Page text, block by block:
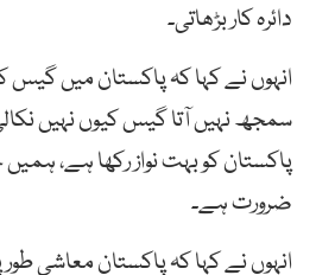
دائرہ کار بڑھاتی۔
انہوں نے کہا کہ پاکستان میں گیس
سمجھ نہیں آتا گیس کیوں نہیں
پاکستان کو بہت نواز رکھا ہے،
ضرورت ہے۔
انہوں نے کہا کہ پاکستان معاشی طور